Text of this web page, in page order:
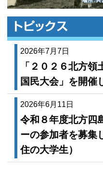
2026年7月7日
「２０２６北方
国民大会」を開催
2026年6月11日
令和８年度北方四
ーの参加者を募集
住の大学生）